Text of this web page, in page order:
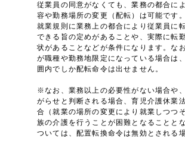
従業員の同意がなくても、業務の都合に
容や勤務場所の変更（配転）は可能です
就業規則に業務上の都合により従業員に
できる旨の定めがあることや、実際に転
状があることなどが条件になります。な
が職種や勤務地限定になっている場合は
囲内でしか配転命令は出せません。
※なお、業務以上の必要性がない場合や
がらせと判断される場合、育児介護休業
合（就業の場所の変更により就業しつつ
族の介護を行うことが困難となることと
ついては、配置転換命令は無効とされる